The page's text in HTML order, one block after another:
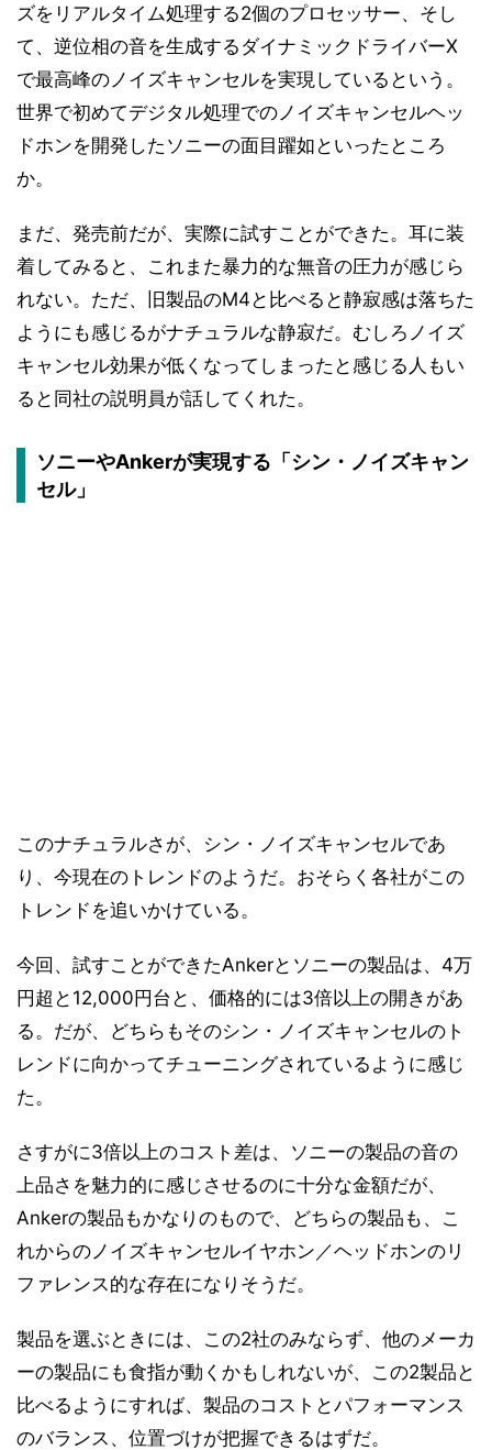
ズをリアルタイム処理する2個のプロセッサー、そし
て、逆位相の音を生成するダイナミックドライバーX
で最高峰のノイズキャンセルを実現しているという。
世界で初めてデジタル処理でのノイズキャンセルヘッ
ドホンを開発したソニーの面目躍如といったところ
か。
まだ、発売前だが、実際に試すことができた。耳に装
着してみると、これまた暴力的な無音の圧力が感じら
れない。ただ、旧製品のM4と比べると静寂感は落ちた
ようにも感じるがナチュラルな静寂だ。むしろノイズ
キャンセル効果が低くなってしまったと感じる人もい
ると同社の説明員が話してくれた。
ソニーやAnkerが実現する「シン・ノイズキャン
セル」
このナチュラルさが、シン・ノイズキャンセルであ
り、今現在のトレンドのようだ。おそらく各社がこの
トレンドを追いかけている。
今回、試すことができたAnkerとソニーの製品は、4万
円超と12,000円台と、価格的には3倍以上の開きがあ
る。だが、どちらもそのシン・ノイズキャンセルのト
レンドに向かってチューニングされているように感じ
た。
さすがに3倍以上のコスト差は、ソニーの製品の音の
上品さを魅力的に感じさせるのに十分な金額だが、
Ankerの製品もかなりのもので、どちらの製品も、こ
れからのノイズキャンセルイヤホン／ヘッドホンのリ
ファレンス的な存在になりそうだ。
製品を選ぶときには、この2社のみならず、他のメーカ
ーの製品にも食指が動くかもしれないが、この2製品と
比べるようにすれば、製品のコストとパフォーマンス
のバランス、位置づけが把握できるはずだ。